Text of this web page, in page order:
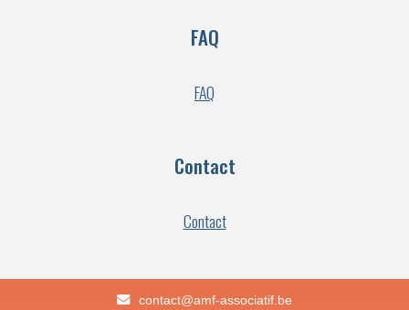
FAQ
FAQ
Contact
Contact
eb.fitaicossa-fma@tcatnoc